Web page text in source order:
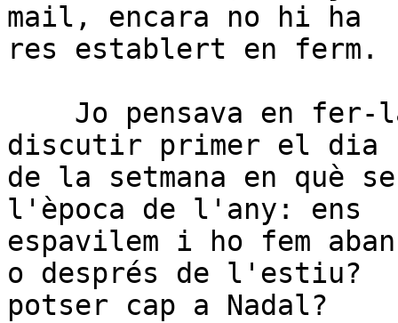
mail, encara no hi ha
res establert en ferm.
discutir primer el dia
de la setmana en què
l'època de l'any: ens
espavilem i ho fem
o després de l'estiu?
potser cap a Nadal?